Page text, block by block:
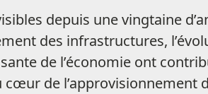
depuis une vingtaine
des infrastructures,
de l’économie ont
de l’approvisionnement